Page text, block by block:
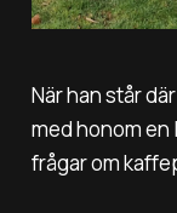
När han står
med honom
frågar om